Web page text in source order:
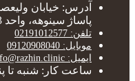
آدرس: خیابان
پاساژ سینوهه، واحد T3
تلفن: 02191012577
موبایل: 09120908040
ایمیل: info@razhin.clinic
ساعت کار: شنبه تا